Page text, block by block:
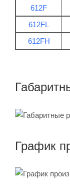
612F
612FL
612FH
График